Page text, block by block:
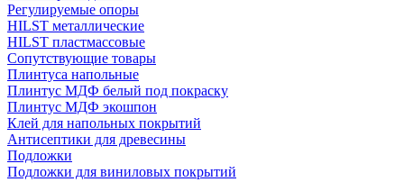
Регулируемые опоры
HILST металлические
HILST пластмассовые
Сопутствующие товары
Плинтуса напольные
Плинтус МДФ белый под покраску
Плинтус МДФ экошпон
Клей для напольных покрытий
Антисептики для древесины
Подложки
Подложки для виниловых покрытий